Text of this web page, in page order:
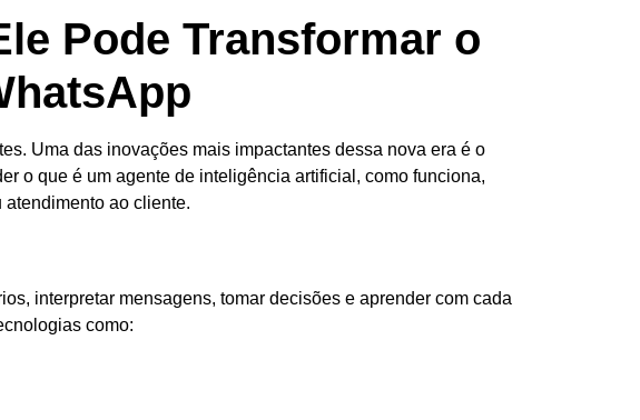
Pode Transformar o
Uma das inovações mais impactantes dessa nova era é o
o que é um agente de inteligência artificial, como funciona,
ao cliente.
interpretar mensagens, tomar decisões e aprender com cada
como: